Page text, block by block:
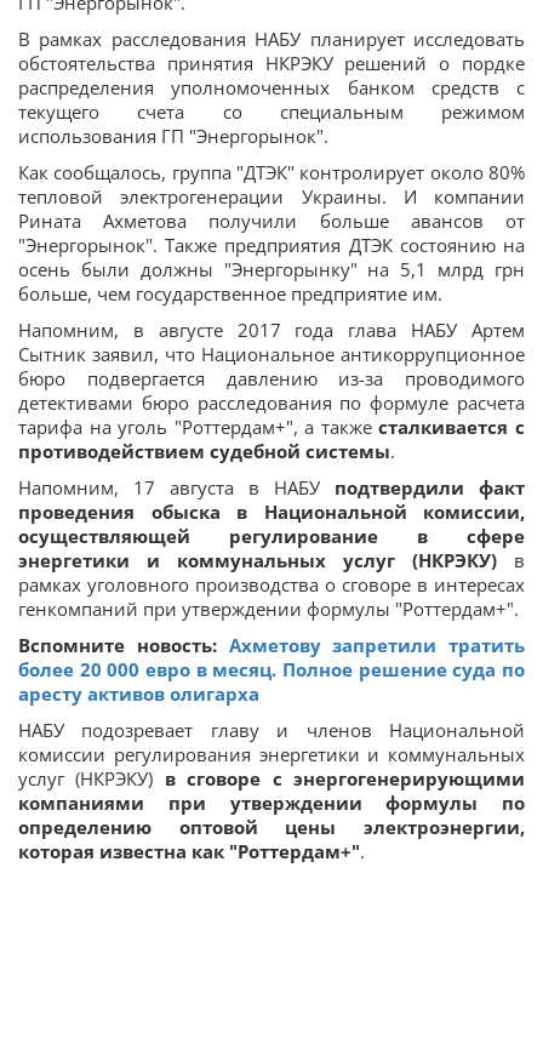
В рамках расследования НАБУ планирует исследовать
обстоятельства принятия НКРЭКУ решений о пордке
распределения уполномоченных банком средств с
текущего счета со специальным режимом
использования ГП "Энергорынок".
Как сообщалось, группа "ДТЭК" контролирует около 80%
тепловой электрогенерации Украины. И компании
Рината Ахметова получили больше авансов от
"Энергорынок". Также предприятия ДТЭК состоянию на
осень были должны "Энергорынку" на 5,1 млрд грн
больше, чем государственное предприятие им.
Напомним, в августе 2017 года глава НАБУ Артем
Сытник заявил, что Национальное антикоррупционное
бюро подвергается давлению из-за проводимого
детективами бюро расследования по формуле расчета
тарифа на уголь "Роттердам+", а такжесталкивается с
противодействием судебной системы.
Напомним, 17 августа в НАБУ подтвердили факт
проведения обыска в Национальной комиссии,
осуществляющей регулирование в сфере
энергетики и коммунальных услуг (НКРЭКУ) в
рамках уголовного производства о сговоре в интересах
генкомпаний при утверждении формулы "Роттердам+".
Вспомните новость: Ахметову запретили тратить
более 20 000 евро в месяц. Полное решение суда по
аресту активов олигарха
НАБУ подозревает главу и членов Национальной
комиссии регулирования энергетики и коммунальных
услуг (НКРЭКУ) в сговоре с энергогенерирующими
компаниями при утверждении формулы по
определению оптовой цены электроэнергии,
которая известна как "Роттердам+".